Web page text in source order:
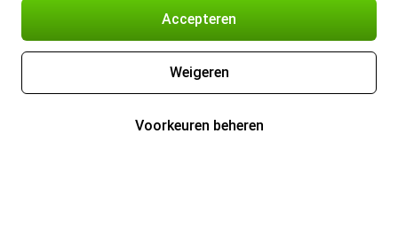
Accepteren
Weigeren
Voorkeuren beheren